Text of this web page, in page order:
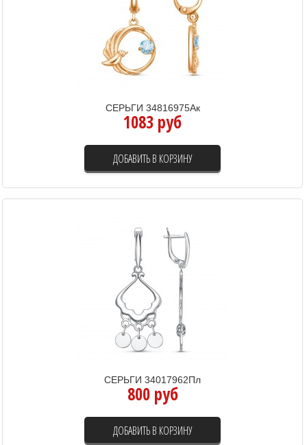
СЕРЬГИ 34816975Ак
1083 руб
ДОБАВИТЬ В КОРЗИНУ
СЕРЬГИ 34017962Пл
800 руб
ДОБАВИТЬ В КОРЗИНУ